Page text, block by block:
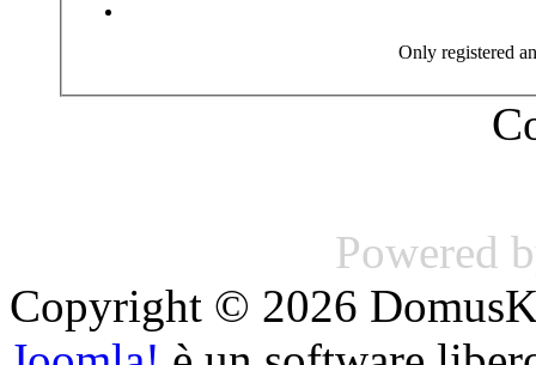
Only registered
Powered
Copyright © 2026